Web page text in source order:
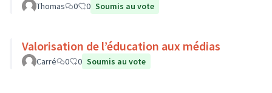
Thomas 0 0 Soumis au vote
Valorisation de l’éducation aux médias
Carré 0 0 Soumis au vote